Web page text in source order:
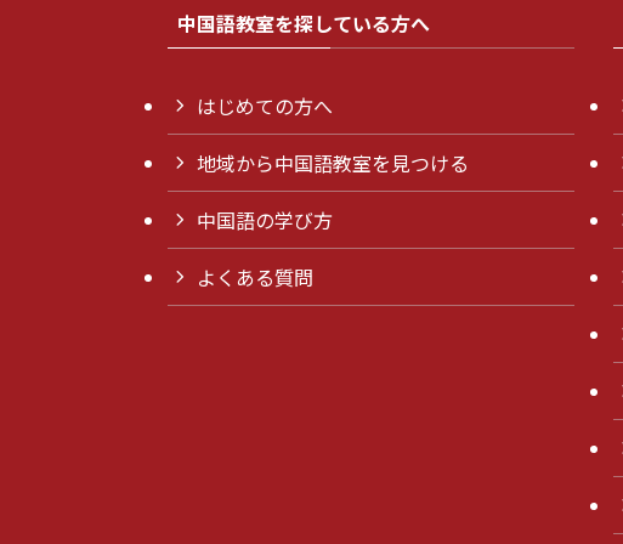
中国語教室を探している方へ
はじめての方へ
地域から中国語教室を見つける
中国語の学び方
よくある質問